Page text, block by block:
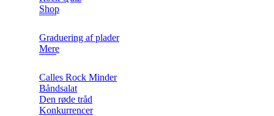
Shop
Graduering af plader
Mere
Calles Rock Minder
Båndsalat
Den røde tråd
Konkurrencer